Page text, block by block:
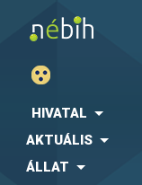
HIVATAL
AKTUÁLIS
ÁLLAT